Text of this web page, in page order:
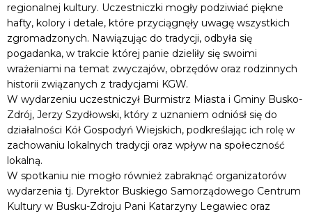
regionalnej kultury. Uczestniczki mogły podziwiać piękne
hafty, kolory i detale, które przyciągnęły uwagę wszystkich
zgromadzonych. Nawiązując do tradycji, odbyła się
pogadanka, w trakcie której panie dzieliły się swoimi
wrażeniami na temat zwyczajów, obrzędów oraz rodzinnych
historii związanych z tradycjami KGW.
W wydarzeniu uczestniczył Burmistrz Miasta i Gminy Busko-
Zdrój, Jerzy Szydłowski, który z uznaniem odniósł się do
działalności Kół Gospodyń Wiejskich, podkreślając ich rolę w
zachowaniu lokalnych tradycji oraz wpływ na społeczność
lokalną.
W spotkaniu nie mogło również zabraknąć organizatorów
wydarzenia tj. Dyrektor Buskiego Samorządowego Centrum
Kultury w Busku-Zdroju Pani Katarzyny Legawiec oraz